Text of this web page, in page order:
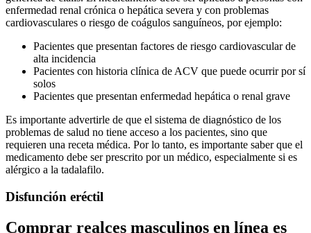
enfermedad renal crónica o hepática severa y con problemas
cardiovasculares o riesgo de coágulos sanguíneos, por ejemplo:
Pacientes que presentan factores de riesgo cardiovascular de
alta incidencia
Pacientes con historia clínica de ACV que puede ocurrir por sí
solos
Pacientes que presentan enfermedad hepática o renal grave
Es importante advertirle de que el sistema de diagnóstico de los
problemas de salud no tiene acceso a los pacientes, sino que
requieren una receta médica. Por lo tanto, es importante saber que el
medicamento debe ser prescrito por un médico, especialmente si es
alérgico a la tadalafilo.
Disfunción eréctil
Comprar realces masculinos en línea es